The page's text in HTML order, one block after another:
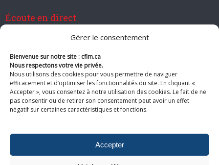
Gérer le consentement
Bienvenue sur notre site : cfim.ca
Nous respectons votre vie privée.
Nous utilisons des cookies pour vous permettre de naviguer
efficacement et d’optimiser les fonctionnalités du site. En cliquant «
Accepter », vous consentez à notre utilisation des cookies. Le fait de ne
pas consentir ou de retirer son consentement peut avoir un effet
négatif sur certaines caractéristiques et fonctions.
Accepter
Écoute en direct
Devenir membre de CFIM
Suivez-nous